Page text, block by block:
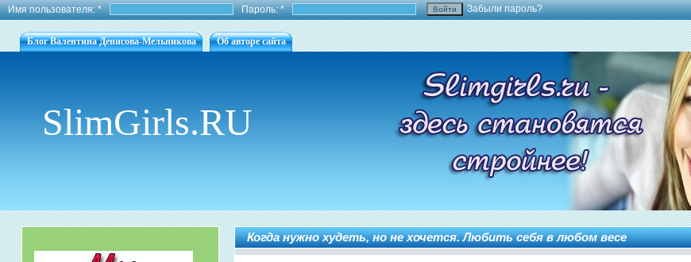
Имя пользователя:* Пароль:* Забыли пароль?
Блог Валентина Денисова-Мельникова Об авторе сайта
SlimGirls.RU
Когда нужно худеть, но не хочется. Любить себя в любом весе